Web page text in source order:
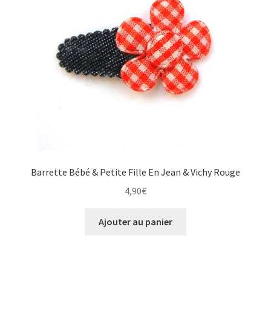
Barrette Bébé & Petite Fille En Jean & Vichy Rouge
4,90€
Ajouter au panier